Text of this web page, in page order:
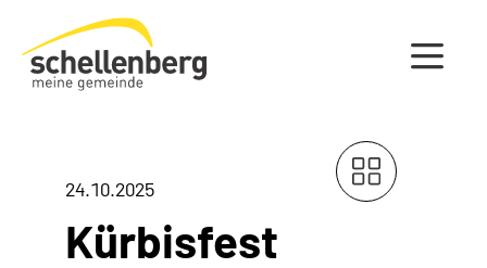
Gemeinde Schellenberg Startseite
24.10.2025
Kürbisfest